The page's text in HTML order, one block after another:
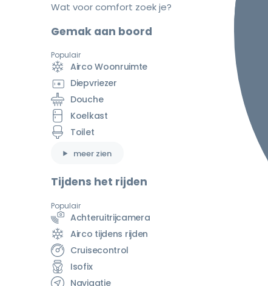
Wat voor comfort zoek je?
Gemak aan boord
Populair
Airco Woonruimte
Diepvriezer
Douche
Koelkast
Toilet
meer zien
Tijdens het rijden
Populair
Achteruitrijcamera
Airco tijdens rijden
Cruisecontrol
Isofix
Navigatie